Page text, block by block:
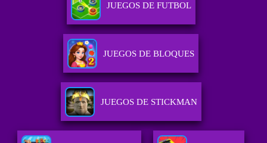
JUEGOS DE FUTBOL
JUEGOS DE BLOQUES
JUEGOS DE STICKMAN